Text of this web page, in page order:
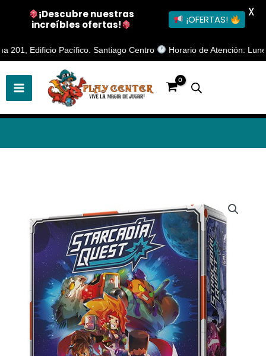
Edificio Pacífico. Santiago Centro Horario de Atención: Lunes a
al
contenido
Quest
cantidad
¡Descubre nuestras
increíbles ofertas!
¡OFERTAS!
X